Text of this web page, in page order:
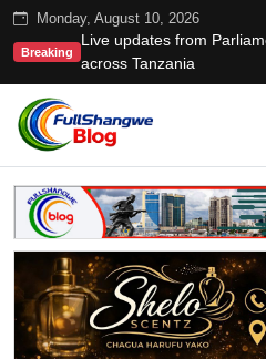
Monday, August 10, 2026
Breaking
Live updates from
across Tanzania